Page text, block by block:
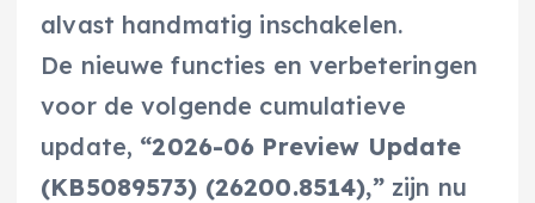
alvast handmatig inschakelen.
De nieuwe functies en verbeteringen
voor de volgende cumulatieve
update, “2026-06 Preview Update
(KB5089573) (26200.8514),”zijn nu